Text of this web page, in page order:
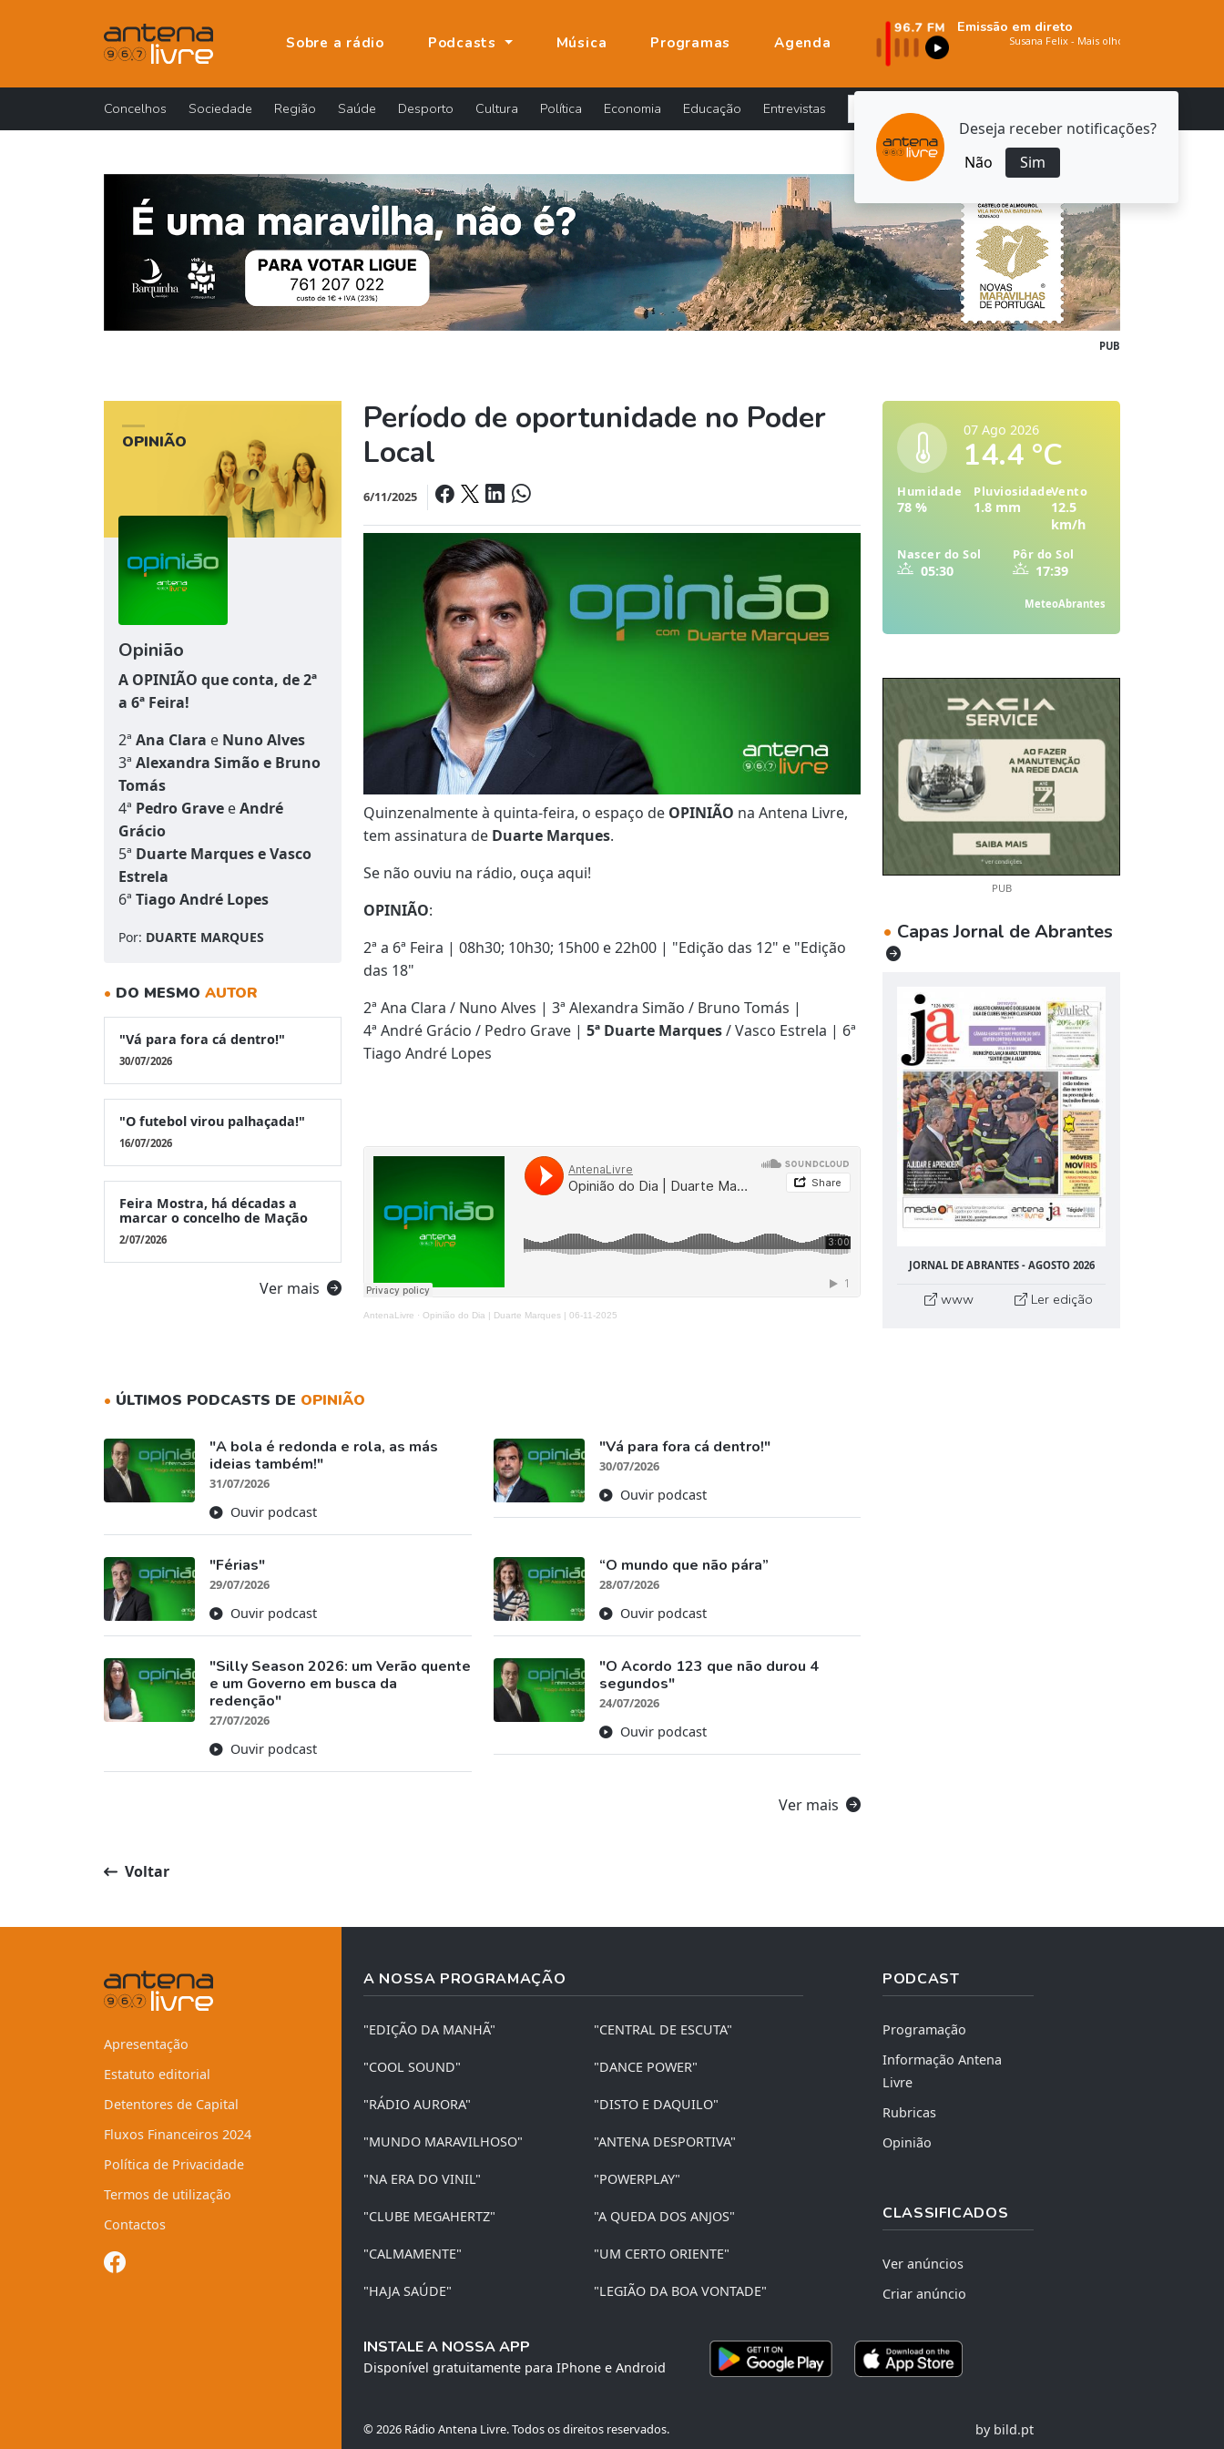
Deseja receber notificações?
Não
Sim
Sobre a rádio Podcasts Música Programas Agenda
Emissão em direto
Concelhos Sociedade Região Saúde Desporto Cultura Política Economia Educação Entrevistas
PUB
OPINIÃO
Opinião
A OPINIÃO que conta, de 2ª
a 6ª Feira!
2ª Ana Clara e Nuno Alves
3ª Alexandra Simão e Bruno
Tomás
4ª Pedro Grave eAndré
Grácio
5ª Duarte Marques e Vasco
Estrela
6ª Tiago André Lopes
Por: DUARTE MARQUES
• DO MESMO AUTOR
"Vá para fora cá dentro!"
30/07/2026
"O futebol virou palhaçada!"
16/07/2026
Feira Mostra, há décadas a
marcar o concelho de Mação
2/07/2026
Ver mais
Período de oportunidade no Poder
Local
6/11/2025
Quinzenalmente à quinta-feira, o espaço deOPINIÃO na Antena Livre,
tem assinatura deDuarte Marques.
Se não ouviu na rádio, ouça aqui!
OPINIÃO:
2ª a 6ª Feira | 08h30; 10h30; 15h00 e 22h00 | "Edição das 12" e "Edição
das 18"
2ª Ana Clara / Nuno Alves | 3ª Alexandra Simão / Bruno Tomás |
4ª André Grácio / Pedro Grave | 5ª Duarte Marques/ Vasco Estrela | 6ª
Tiago André Lopes
AntenaLivre · Opinião do Dia | Duarte Marques | 06-11-2025
• ÚLTIMOS PODCASTS DE OPINIÃO
"A bola é redonda e rola, as más
ideias também!"
31/07/2026
Ouvir podcast
"Vá para fora cá dentro!"
30/07/2026
Ouvir podcast
"Férias"
29/07/2026
Ouvir podcast
“O mundo que não pára”
28/07/2026
Ouvir podcast
"Silly Season 2026: um Verão quente
e um Governo em busca da
redenção"
27/07/2026
Ouvir podcast
"O Acordo 123 que não durou 4
segundos"
24/07/2026
Ouvir podcast
Ver mais
Voltar
07 Ago 2026
14.4 °C
Humidade
78 %
Pluviosidade
1.8 mm
Vento
12.5
km/h
Nascer do Sol
05:30
Pôr do Sol
17:39
MeteoAbrantes
PUB
• Capas Jornal de Abrantes
JORNAL DE ABRANTES - AGOSTO 2026
www Ler edição
Apresentação
Estatuto editorial
Detentores de Capital
Fluxos Financeiros 2024
Política de Privacidade
Termos de utilização
Contactos
A NOSSA PROGRAMAÇÃO
"EDIÇÃO DA MANHÃ" "CENTRAL DE ESCUTA"
"COOL SOUND" "DANCE POWER"
"RÁDIO AURORA" "DISTO E DAQUILO"
"MUNDO MARAVILHOSO" "ANTENA DESPORTIVA"
"NA ERA DO VINIL" "POWERPLAY"
"CLUBE MEGAHERTZ" "A QUEDA DOS ANJOS"
"CALMAMENTE" "UM CERTO ORIENTE"
"HAJA SAÚDE" "LEGIÃO DA BOA VONTADE"
PODCAST
Programação
Informação Antena
Livre
Rubricas
Opinião
CLASSIFICADOS
Ver anúncios
Criar anúncio
INSTALE A NOSSA APP
Disponível gratuitamente para IPhone e Android
© 2026 Rádio Antena Livre. Todos os direitos reservados. by bild.pt